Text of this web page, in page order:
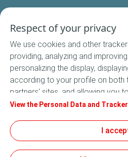
Nous
Suivez-
Conditions Générales
Respect of your privacy
We use cookies and other
providing, analyzing and
personalizing the display,
according to your profile on both
partners' sites, and allowing you
social media. In accordance with
default. You can change your
by clicking on the "Manage my
on the "Accept" button, you
View the Personal Data and
I